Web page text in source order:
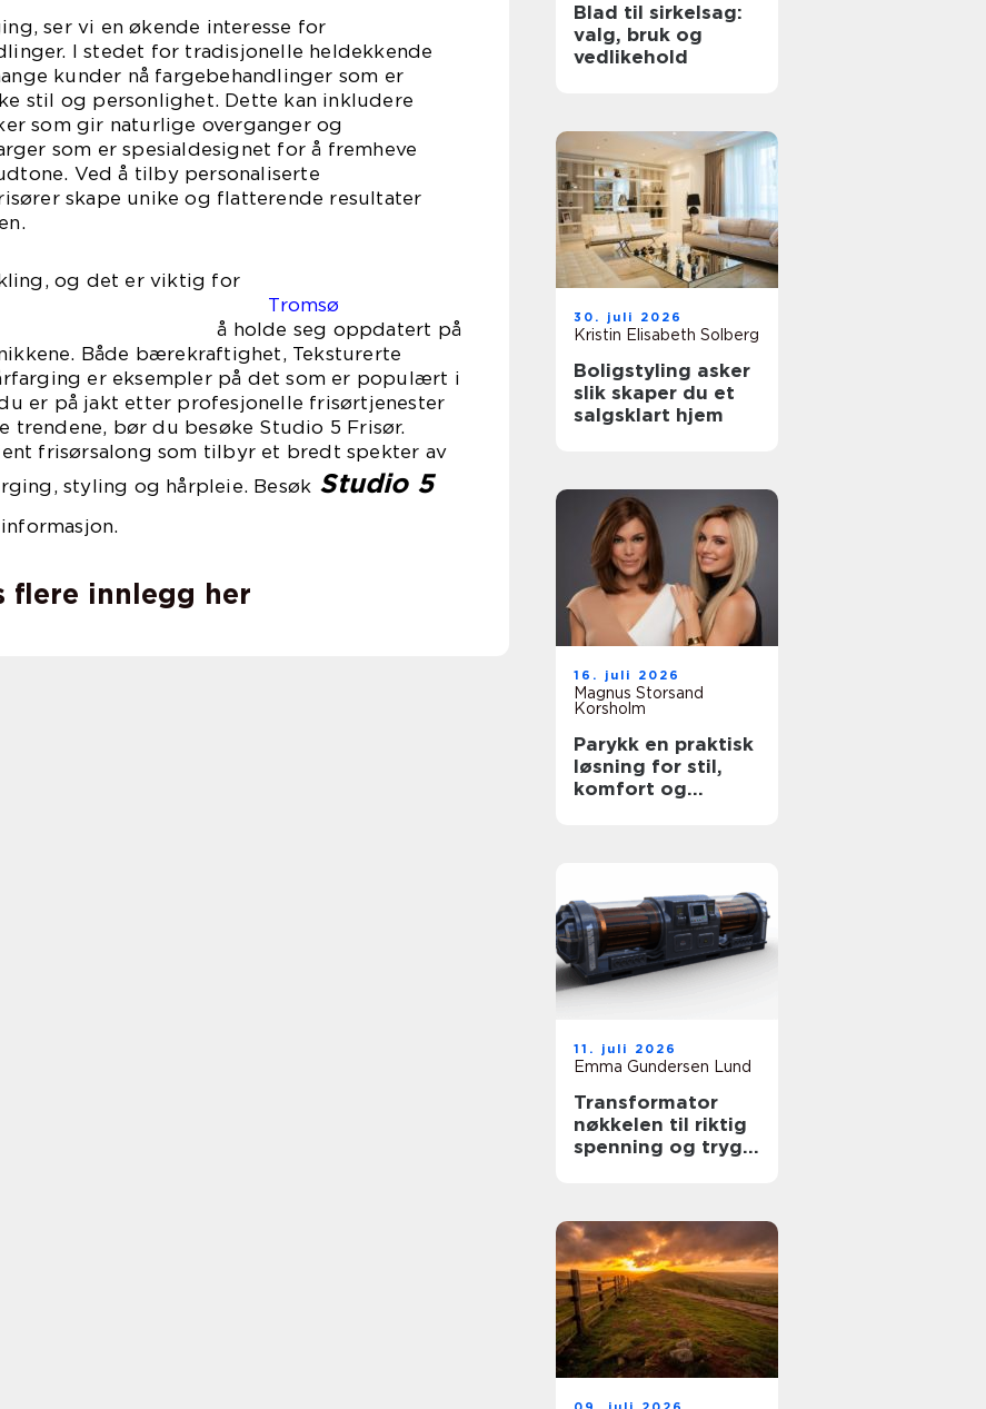
ser vi en økende interesse for
I stedet for tradisjonelle heldekkende
kunder nå fargebehandlinger som er
stil og personlighet. Dette kan inkludere
som gir naturlige overganger og
som er spesialdesignet for å fremheve
Ved å tilby personaliserte
skape unike og flatterende resultater
og det er viktig for
oppdatert på
Både bærekraftighet, Teksturerte
er eksempler på det som er populært i
er på jakt etter profesjonelle frisørtjenester
trendene, bør du besøke Studio 5 Frisør.
frisørsalong som tilbyr et bredt spekter av
styling og hårpleie. Besøk Studio 5
flere innlegg her
Blad til sirkelsag:
valg, bruk og
vedlikehold
30. juli 2026
Kristin Elisabeth Solberg
Boligstyling asker
slik skaper du et
salgsklart hjem
16. juli 2026
Magnus Storsand
Korsholm
Parykk en praktisk
løsning for stil,
komfort og
11. juli 2026
Emma Gundersen Lund
Transformator
nøkkelen til riktig
spenning og trygg